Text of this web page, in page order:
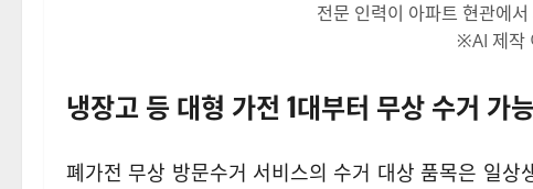
전문 인력이 아파트 현관에
※AI 제작
냉장고 등 대형 가전 1대부터 무상 수거 가능
폐가전 무상 방문수거 서비스의 수거 대상 품목은 일